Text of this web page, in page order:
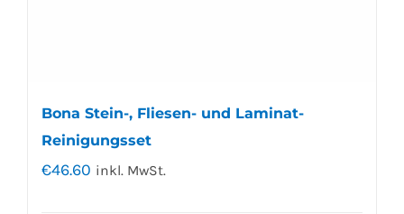
Bona Stein-, Fliesen- und Laminat-
Reinigungsset
€46.60 inkl. MwSt.